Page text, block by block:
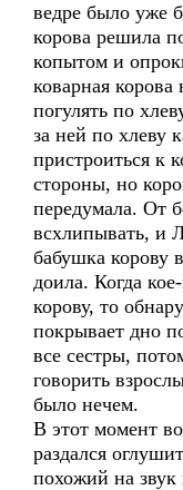
ведре было уже
корова решила
копытом и
коварная
погулять по
за ней по хлеву
пристроиться к
стороны, но
передумала. От
всхлипывать, и
бабушка корову
доила. Когда
корову, то
покрывает дно
все сестры,
говорить
было нечем.
В этот момент
раздался
похожий на звук